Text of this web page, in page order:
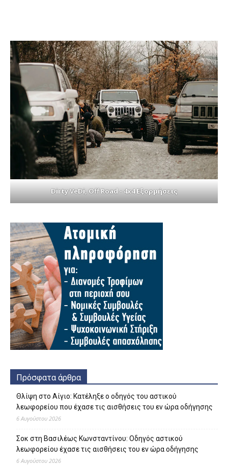
Dirty VeDi, Off Road - 4x4 Εξορμήσεις
Πρόσφατα άρθρα
Θλίψη στο Αίγιο: Κατέληξε ο οδηγός του αστικού
λεωφορείου που έχασε τις αισθήσεις του εν ώρα οδήγησης
6 Αυγούστου 2026
Σοκ στη Βασιλέως Κωνσταντίνου: Οδηγός αστικού
λεωφορείου έχασε τις αισθήσεις του εν ώρα οδήγησης
6 Αυγούστου 2026